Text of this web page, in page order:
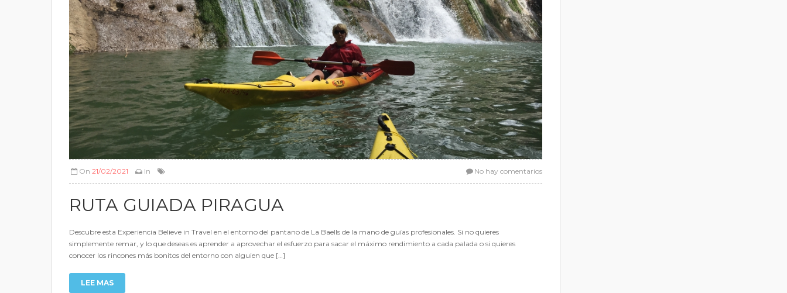
On 21/02/2021 In No hay comentarios
RUTA GUIADA PIRAGUA
Descubre esta Experiencia Believe in Travel en el entorno del pantano de La Baells de la mano de guías profesionales. Si no quieres
simplemente remar, y lo que deseas es aprender a aprovechar el esfuerzo para sacar el máximo rendimiento a cada palada o si quieres
conocer los rincones más bonitos del entorno con alguien que […]
LEE MAS